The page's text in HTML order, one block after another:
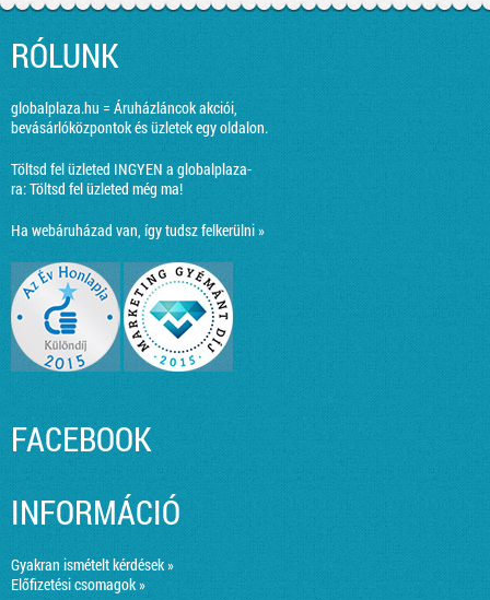
RÓLUNK
globalplaza.hu = Áruházláncok akciói,
bevásárlóközpontok és üzletek egy oldalon.
Töltsd fel üzleted INGYEN a globalplaza-
ra:Töltsd fel üzleted még ma!
Ha webáruházad van, így tudsz felkerülni »
FACEBOOK
INFORMÁCIÓ
Gyakran ismételt kérdések »
Előfizetési csomagok »